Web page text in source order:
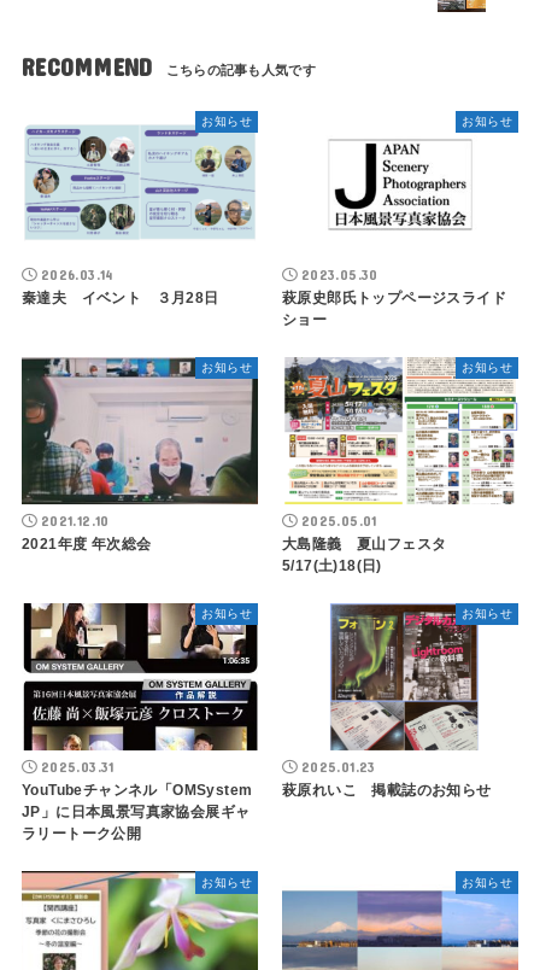
RECOMMEND
お知らせ
2026.03.14
秦達夫 イベント ３月28日
お知らせ
2023.05.30
萩原史郎氏トップページスライド
ショー
お知らせ
2021.12.10
2021年度 年次総会
お知らせ
2025.05.01
大島隆義 夏山フェスタ
5/17(土)18(日)
お知らせ
2025.03.31
YouTubeチャンネル「OMSystem
JP」に日本風景写真家協会展ギャ
ラリートーク公開
お知らせ
2025.01.23
萩原れいこ 掲載誌のお知らせ
お知らせ お知らせ